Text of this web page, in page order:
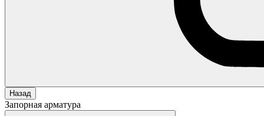
Назад
Запорная арматура